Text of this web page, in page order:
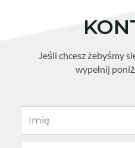
Jeśli chcesz żebyśmy
wypełnij